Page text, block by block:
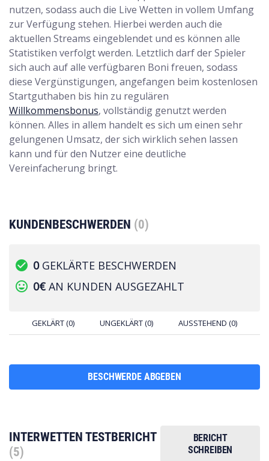
nutzen, sodass auch die Live Wetten in vollem Umfang
zur Verfügung stehen. Hierbei werden auch die
aktuellen Streams eingeblendet und es können alle
Statistiken verfolgt werden. Letztlich darf der Spieler
sich auch auf alle verfügbaren Boni freuen, sodass
diese Vergünstigungen, angefangen beim kostenlosen
Startguthaben bis hin zu regulären
Willkommensbonus, vollständig genutzt werden
können. Alles in allem handelt es sich um einen sehr
gelungenen Umsatz, der sich wirklich sehen lassen
kann und für den Nutzer eine deutliche
Vereinfacherung bringt.
KUNDENBESCHWERDEN (0)
check_circle 0GEKLÄRTE BESCHWERDEN
tag_faces 0€ AN KUNDEN AUSGEZAHLT
GEKLÄRT (0) UNGEKLÄRT (0) AUSSTEHEND (0)
BESCHWERDE ABGEBEN
INTERWETTEN TESTBERICHT
(5)
BERICHT
SCHREIBEN